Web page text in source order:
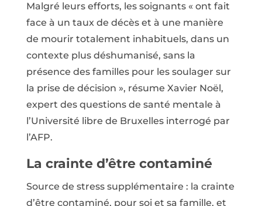
Malgré leurs efforts, les soignants « ont fait
face à un taux de décès et à une manière
de mourir totalement inhabituels, dans un
contexte plus déshumanisé, sans la
présence des familles pour les soulager sur
la prise de décision », résume Xavier Noël,
expert des questions de santé mentale à
l’Université libre de Bruxelles interrogé par
l’AFP.
La crainte d’être contaminé
Source de stress supplémentaire : la crainte
d’être contaminé, pour soi et sa famille, et